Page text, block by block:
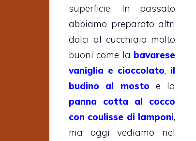
superficie. In passato
abbiamo preparato altri
dolci al cucchiaio molto
buoni come la bavarese
vaniglia e cioccolato, il
budino al mosto e la
panna cotta al cocco
con coulisse di lamponi,
ma oggi vediamo nel